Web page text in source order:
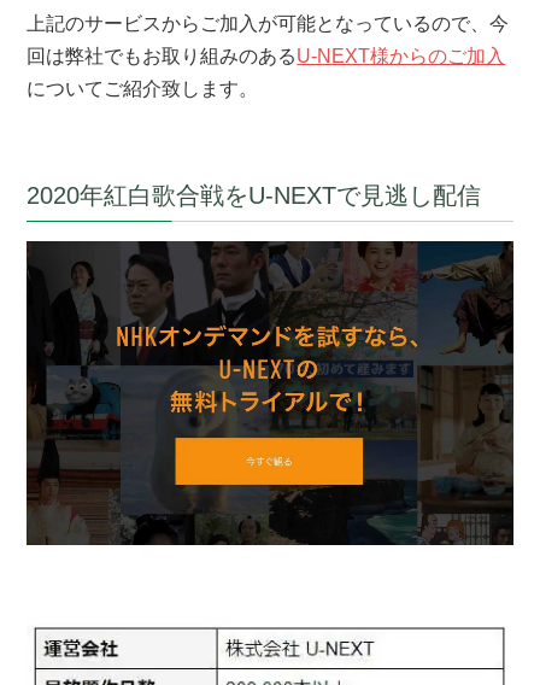
上記のサービスからご加入が可能となっているので、今
回は弊社でもお取り組みのあるU-NEXT様からのご加入
についてご紹介致します。
2020年紅白歌合戦をU-NEXTで見逃し配信